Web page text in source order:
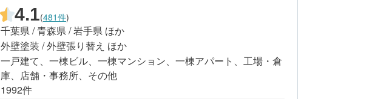
4.1(481件)
千葉県 / 青森県 / 岩手県 ほか
外壁塗装 / 外壁張り替え ほか
一戸建て、一棟ビル、一棟マンション、一棟アパート、工場・倉
庫、店舗・事務所、その他
1992件